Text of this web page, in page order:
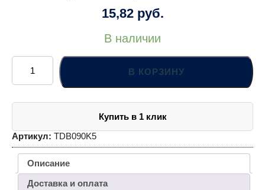
15,82 руб.
В наличии
Количество
товара
TDB090K5
Сверло
по
в
ПВХ
упаковке,
В КОРЗИНУ
Купить в 1 клик
Артикул: TDB090K5
Описание
Доставка и оплата